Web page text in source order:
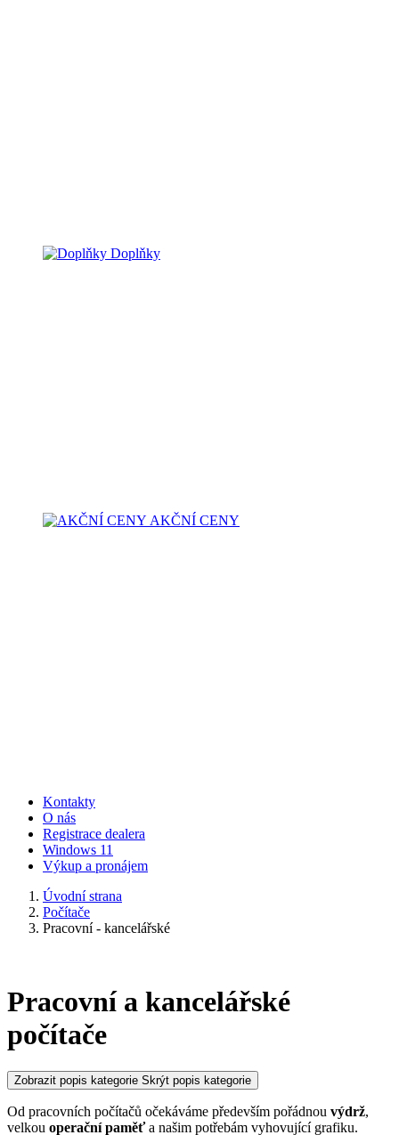
Doplňky
AKČNÍ CENY
Kontakty
O nás
Registrace dealera
Windows 11
Výkup a pronájem
Úvodní strana
Počítače
Pracovní - kancelářské
Pracovní a kancelářské
počítače
Zobrazit popis kategorie Skrýt popis kategorie
Od pracovních počítačů očekáváme především pořádnou výdrž,
velkou operační paměťa našim potřebám vyhovující grafiku.